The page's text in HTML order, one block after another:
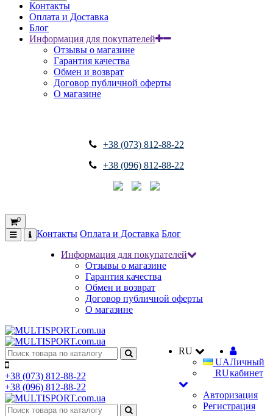
Контакты
Оплата и Доставка
Блог
Информация для покупателей
Отзывы о магазине
Гарантия качества
Обмен и возврат
Договор публичной оферты
О магазине
+38 (073) 812-88-22
+38 (096) 812-88-22
0
Контакты Оплата и Доставка Блог
Информация для покупателей
Отзывы о магазине
Гарантия качества
Обмен и возврат
Договор публичной оферты
О магазине
RU
UA
RU
Личный
кабинет
Авторизация
Регистрация
+38 (073) 812-88-22
+38 (096) 812-88-22